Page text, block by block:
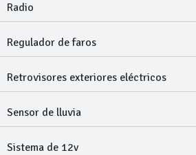
Radio
Regulador de faros
Retrovisores exteriores eléctricos
Sensor de lluvia
Sistema de 12v